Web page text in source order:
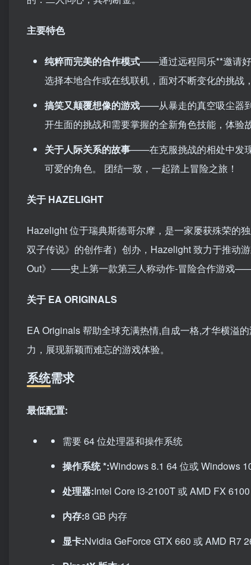
主要特色
纯粹而完美的合作模式——通过远程同乐**邀请好
选择本地合作或在线联机，面对不断变化的挑战
搞笑又颠覆想像的游戏——从暴走的真空吸尘器
开生面的挑战和需要掌握的全新角色技能，体验
关于人际关系的故事——在克服挑战的相处中发
可爱的角色。 团结一致，一起踏上冒险之旅！
关于 HAZELIGHT
Hazelight 位于瑞典斯德哥尔摩，是一家屡获殊荣的
双子传说》的创作者）创办，Hazelight 致力于推动
Out》——史上第一款第三人称动作-冒险合作游戏——
关于 EA ORIGINALS
EA Originals 帮助全球充满热情,自成一格,才华横溢
力，展现新颖而难忘的游戏体验。
系统需求
最低配置:
需要 64 位处理器和操作系统
操作系统 *:Windows 8.1 64 位或 Windows
处理器:Intel Core i3-2100T 或 AMD FX 6100
内存:8 GB 内存
显卡:Nvidia GeForce GTX 660 或 AMD R7